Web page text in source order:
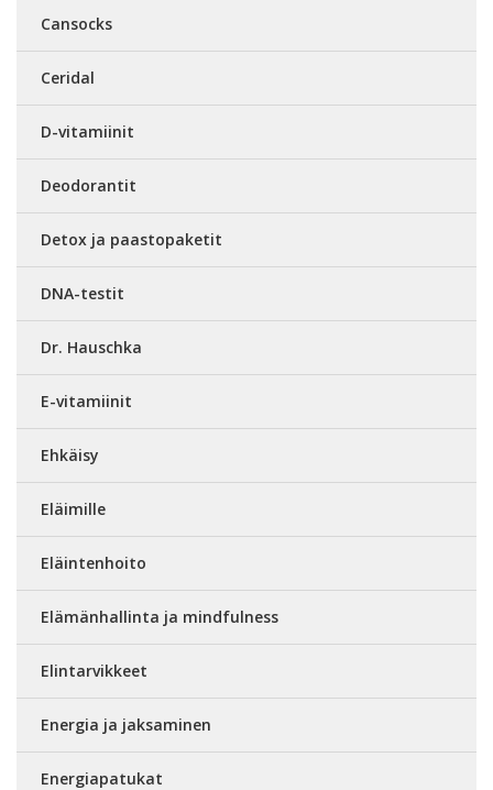
Cansocks
Ceridal
D-vitamiinit
Deodorantit
Detox ja paastopaketit
DNA-testit
Dr. Hauschka
E-vitamiinit
Ehkäisy
Eläimille
Eläintenhoito
Elämänhallinta ja mindfulness
Elintarvikkeet
Energia ja jaksaminen
Energiapatukat